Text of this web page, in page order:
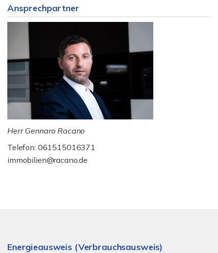
Ansprechpartner
Herr Gennaro Racano
Telefon: 061515016371
immobilien@racano.de
Energieausweis (Verbrauchsausweis)